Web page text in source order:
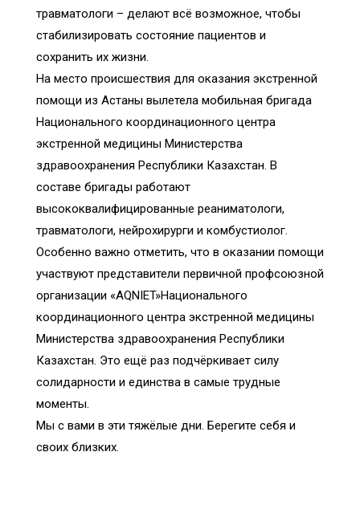
травматологи – делают всё возможное, чтобы
стабилизировать состояние пациентов и
сохранить их жизни.
На место происшествия для оказания экстренной
помощи из Астаны вылетела мобильная бригада
Национального координационного центра
экстренной медицины Министерства
здравоохранения Республики Казахстан. В
составе бригады работают
высококвалифицированные реаниматологи,
травматологи, нейрохирурги и комбустиолог.
Особенно важно отметить, что в оказании помощи
участвуют представители первичной профсоюзной
организации «AQNIET»Национального
координационного центра экстренной медицины
Министерства здравоохранения Республики
Казахстан. Это ещё раз подчёркивает силу
солидарности и единства в самые трудные
моменты.
Мы с вами в эти тяжёлые дни. Берегите себя и
своих близких.